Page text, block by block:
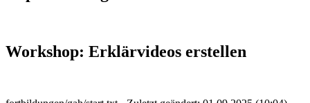
Workshop: Erklärvideos erstellen